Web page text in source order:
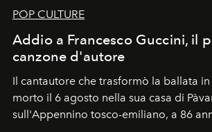
POP CULTURE
Addio a Francesco Guccini, il
canzone d'autore
Il cantautore che trasformò la ballata
morto il 6 agosto nella sua casa di
sull'Appennino tosco-emiliano, a 86